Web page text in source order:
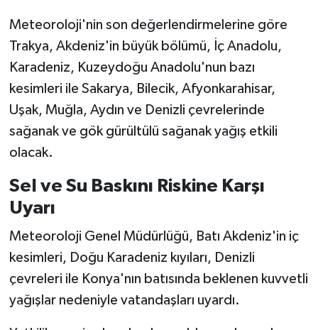
Meteoroloji'nin son değerlendirmelerine göre
Trakya, Akdeniz'in büyük bölümü, İç Anadolu,
Karadeniz, Kuzeydoğu Anadolu'nun bazı
kesimleri ile Sakarya, Bilecik, Afyonkarahisar,
Uşak, Muğla, Aydın ve Denizli çevrelerinde
sağanak ve gök gürültülü sağanak yağış etkili
olacak.
Sel ve Su Baskını Riskine Karşı
Uyarı
Meteoroloji Genel Müdürlüğü, Batı Akdeniz'in iç
kesimleri, Doğu Karadeniz kıyıları, Denizli
çevreleri ile Konya'nın batısında beklenen kuvvetli
yağışlar nedeniyle vatandaşları uyardı.
TARİH
TEKNOLOJİ
YAŞAM